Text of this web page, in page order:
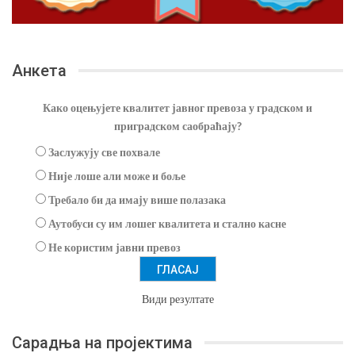
Анкета
Како оцењујете квалитет јавног превоза у градском и
приградском саобраћају?
Заслужују све похвале
Није лоше али може и боље
Требало би да имају више полазака
Аутобуси су им лошег квалитета и стално касне
Не користим јавни превоз
Види резултате
Сарадња на пројектима